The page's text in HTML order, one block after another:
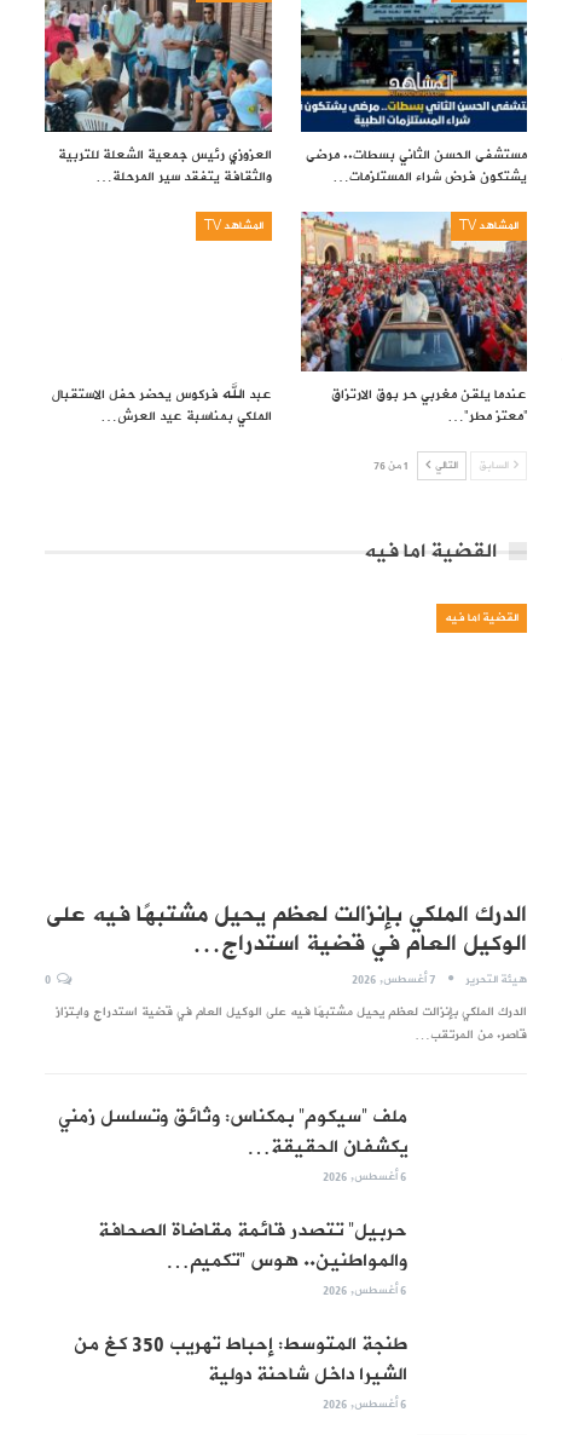
مستشفى الحسن الثاني بسطات.. مرضى
يشتكون فرض شراء المستلزمات…
العزوزي رئيس جمعية الشعلة للتربية
والثقافة يتفقد سير المرحلة…
المشاهد TV
عندما يلقن مغربي حر بوق الارتزاق
“معتز مطر”…
المشاهد TV
عبد الله فركوس يحضر حفل الاستقبال
الملكي بمناسبة عيد العرش…
السابق التالي 1 من 76
القضية اما فيه
القضية اما فيه
الدرك الملكي بإنزالت لعظم يحيل مشتبهًا فيه على
الوكيل العام في قضية استدراج…
هيئة التحرير 7 أغسطس, 2026
الدرك الملكي بإنزالت لعظم يحيل مشتبهًا فيه على الوكيل العام في قضية استدراج وابتزاز
قاصر. من المرتقب…
ملف “سيكوم” بمكناس: وثائق وتسلسل زمني
يكشفان الحقيقة…
6 أغسطس, 2026
حربيل” تتصدر قائمة مقاضاة الصحافة
والمواطنين.. هوس “تكميم…
6 أغسطس, 2026
طنجة المتوسط: إحباط تهريب 350 كغ من
الشيرا داخل شاحنة دولية
6 أغسطس, 2026